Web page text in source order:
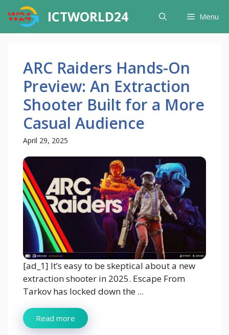
content
ICTWORLD24 Menu
ARC Raiders Hands-On
Preview: An Extraction
Shooter Built for a More
Casual Audience
April 29, 2025
[ad_1] It’s easy to be skeptical about a new
extraction shooter in 2025. Escape From
Tarkov has locked down the ...
Read more